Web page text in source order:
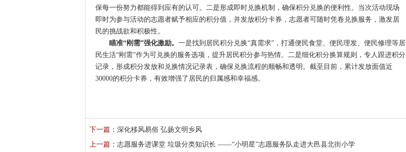
保每一份努力都能得到应有的认可。二是形成即时兑换机制，确保积分兑换的便利性。当次活动现场
即时为参与活动的志愿者赋予相应的积分值，并发放积分卡券，志愿者可随时凭卷兑换服务，激发居
民的挑战欲和积极性。
瞄准“刚需”强化激励。 一是找到居民积分兑换“真需求”，打通便民食堂、便民理发、便民修理等居
民生活“刚需”作为可兑换的服务选项，提升居民积分参与热情。二是细化积分换算规则，专人跟进积分
记录，形成积分发放和兑换情况记录表，确保兑换流程的顺畅和透明。截至目前，累计发放面值近
30000的积分卡券，有效增强了居民的归属感和幸福感。
下一篇： 深化移风易俗 弘扬文明乡风
上一篇： 志愿服务进课堂 垃圾分类知识长 ——“小明星”志愿服务队走进大邑县北街小学